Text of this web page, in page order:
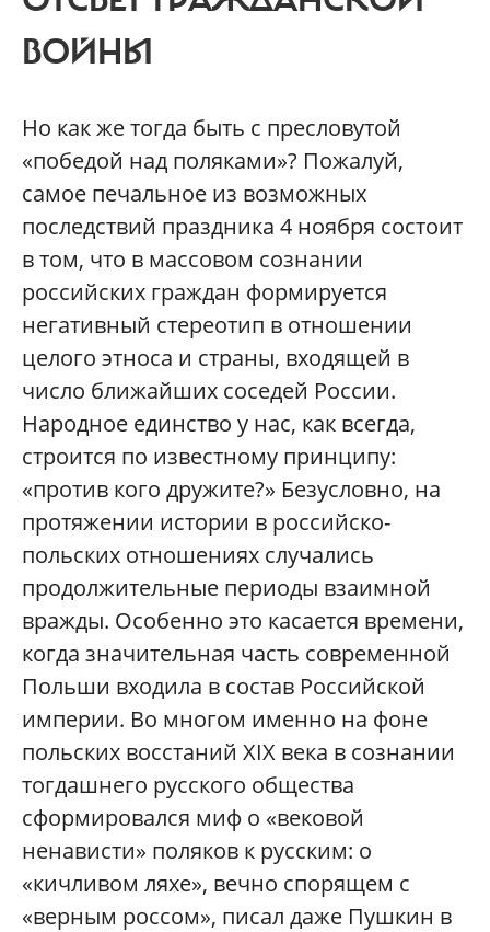
ВОЙНЫ
Но как же тогда быть с пресловутой
«победой над поляками»? Пожалуй,
самое печальное из возможных
последствий праздника 4 ноября состоит
в том, что в массовом сознании
российских граждан формируется
негативный стереотип в отношении
целого этноса и страны, входящей в
число ближайших соседей России.
Народное единство у нас, как всегда,
строится по известному принципу:
«против кого дружите?» Безусловно, на
протяжении истории в российско-
польских отношениях случались
продолжительные периоды взаимной
вражды. Особенно это касается времени,
когда значительная часть современной
Польши входила в состав Российской
империи. Во многом именно на фоне
польских восстаний XIX века в сознании
тогдашнего русского общества
сформировался миф о «вековой
ненависти» поляков к русским: о
«кичливом ляхе», вечно спорящем с
«верным россом», писал даже Пушкин в